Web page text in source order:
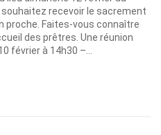
recevoir le sacrement
proche. Faites-vous connaître
des prêtres. Une réunion
février à 14h30 –...